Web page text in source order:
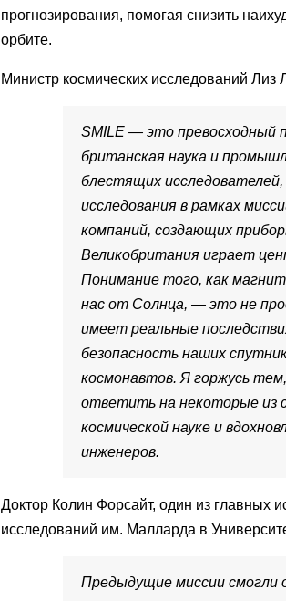
прогнозирования, помогая снизить
орбите.
Министр космических исследований Лиз
SMILE — это превосходный
британская наука и
блестящих
исследования в рамках
компаний, создающих
Великобритания играет
Понимание того, как
нас от Солнца, — это не
имеет реальные
безопасность наших
космонавтов. Я горжусь
ответить на некоторые из
космической науке и
инженеров.
Доктор Колин Форсайт, один из главных
исследований им. Малларда в
Предыдущие миссии смогли